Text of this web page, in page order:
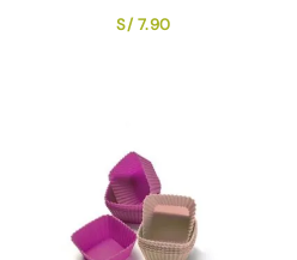
S/7.90